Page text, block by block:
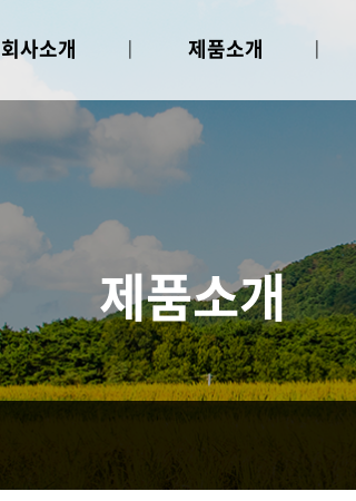
회사소개
회사연혁
오시는길
제품소개
선별기
종자소독기
육묘상자용상토공급기
시약기, 시비기
육묘상자이송기
육묘상자적재이송기
육묘상자정렬기
입제살포기
제품소개